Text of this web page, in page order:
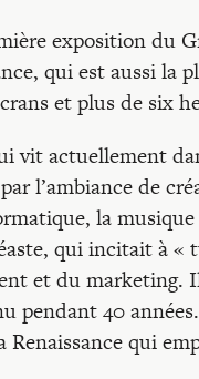
exposition du
qui est aussi la
et plus de six
vit actuellement
l’ambiance de
la
qui incitait à «
et du marketing.
pendant 40
Renaissance qui